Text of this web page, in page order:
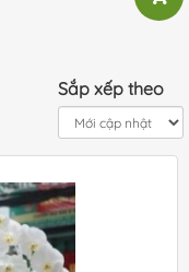
Sắp xếp theo